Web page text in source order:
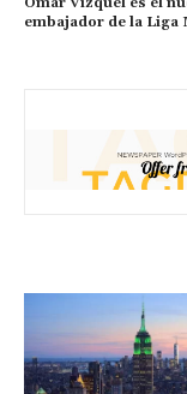
embajador de la Liga